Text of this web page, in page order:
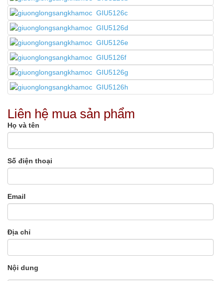
Liên hệ mua sản phẩm
Họ và tên
Số điện thoại
Email
Địa chỉ
Nội dung